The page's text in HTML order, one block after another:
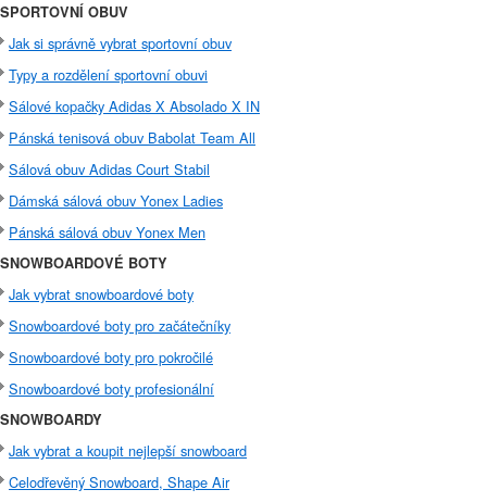
SPORTOVNÍ OBUV
Jak si správně vybrat sportovní obuv
Typy a rozdělení sportovní obuvi
Sálové kopačky Adidas X Absolado X IN
Pánská tenisová obuv Babolat Team All
Sálová obuv Adidas Court Stabil
Dámská sálová obuv Yonex Ladies
Pánská sálová obuv Yonex Men
SNOWBOARDOVÉ BOTY
Jak vybrat snowboardové boty
Snowboardové boty pro začátečníky
Snowboardové boty pro pokročilé
Snowboardové boty profesionální
SNOWBOARDY
Jak vybrat a koupit nejlepší snowboard
Celodřevěný Snowboard, Shape Air